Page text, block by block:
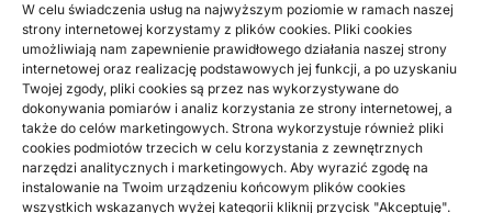
W celu świadczenia usług na najwyższym poziomie w ramach naszej
strony internetowej korzystamy z plików cookies. Pliki cookies
umożliwiają nam zapewnienie prawidłowego działania naszej strony
internetowej oraz realizację podstawowych jej funkcji, a po uzyskaniu
Twojej zgody, pliki cookies są przez nas wykorzystywane do
dokonywania pomiarów i analiz korzystania ze strony internetowej, a
także do celów marketingowych. Strona wykorzystuje również pliki
cookies podmiotów trzecich w celu korzystania z zewnętrznych
narzędzi analitycznych i marketingowych. Aby wyrazić zgodę na
instalowanie na Twoim urządzeniu końcowym plików cookies
wszystkich wskazanych wyżej kategorii kliknij przycisk "Akceptuję".
BY RADEK
ARTYKUŁ SPONSOROWANY
Z jakiego powodu podróż do Belgii busem
jest dobrą opcją
Szukając pracy za granicą trzeba pomyśleć też o jakimś
dojeździe do niej. Dzisiaj bardzo chętnie wybieranymi